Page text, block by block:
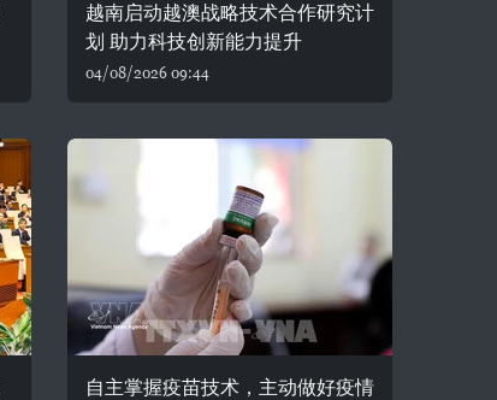
越南启动越澳战略技术合作研究计
划 助力科技创新能力提升
04/08/2026 09:44
自主掌握疫苗技术，主动做好疫情